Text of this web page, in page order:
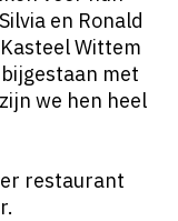
en Ronald
Wittem
met
we hen heel
restaurant
.